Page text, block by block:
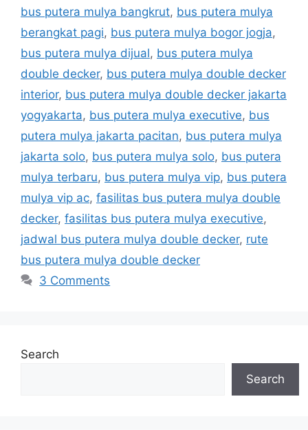
bus putera mulya bangkrut, bus putera mulya
berangkat pagi, bus putera mulya bogor jogja,
bus putera mulya dijual, bus putera mulya
double decker, bus putera mulya double decker
interior, bus putera mulya double decker jakarta
yogyakarta, bus putera mulya executive, bus
putera mulya jakarta pacitan, bus putera mulya
jakarta solo, bus putera mulya solo, bus putera
mulya terbaru, bus putera mulya vip, bus putera
mulya vip ac, fasilitas bus putera mulya double
decker, fasilitas bus putera mulya executive,
jadwal bus putera mulya double decker, rute
bus putera mulya double decker
3 Comments
Search
Search